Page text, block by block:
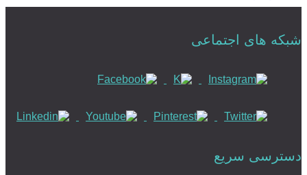
شبکه های اجتماعی
دسترسی سریع